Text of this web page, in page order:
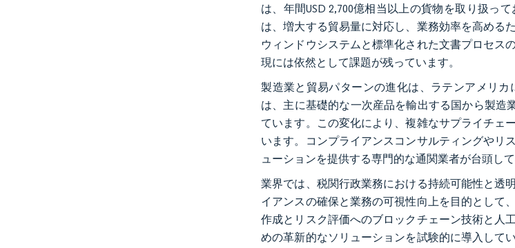
は、年間USD 2,700億相当以上の貨物を取り扱っ
は、増大する貿易量に対応し、業務効率を高める
ウィンドウシステムと標準化された文書プロセス
現には依然として課題が残っています。
製造業と貿易パターンの進化は、ラテンアメリ
は、主に基礎的な一次産品を輸出する国から製造
ています。この変化により、複雑なサプライチェ
います。コンプライアンスコンサルティングやリ
ューションを提供する専門的な通関業者が台頭して
業界では、税関行政業務における持続可能性と透
イアンスの確保と業務の可視性向上を目的として
作成とリスク評価へのブロックチェーン技術と人
めの革新的なソリューションを試験的に導入して